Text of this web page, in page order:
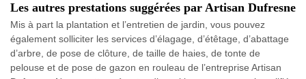
Les autres prestations suggérées par Artisan Dufresne
Mis à part la plantation et l’entretien de jardin, vous pouvez
également solliciter les services d’élagage, d’étêtage, d’abattage
d’arbre, de pose de clôture, de taille de haies, de tonte de
pelouse et de pose de gazon en rouleau de l’entreprise Artisan